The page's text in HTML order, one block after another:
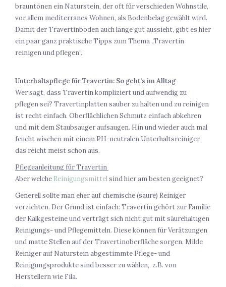
brauntönen ein Naturstein, der oft für verschieden Wohnstile,
vor allem mediterranes Wohnen, als Bodenbelag gewählt wird.
Damit der Travertinboden auch lange gut aussieht, gibt es hier
ein paar ganz praktische Tipps zum Thema „Travertin
reinigen und pflegen“.
Unterhaltspflege für Travertin: So geht’s im Alltag
Wer sagt, dass Travertin kompliziert und aufwendig zu
pflegen sei? Travertinplatten sauber zu halten und zu reinigen
ist recht einfach. Oberflächlichen Schmutz einfach abkehren
und mit dem Staubsauger aufsaugen. Hin und wieder auch mal
feucht wischen mit einem PH-neutralen Unterhaltsreiniger,
das reicht meist schon aus.
Pflegeanleitung für Travertin
Aber welche Reinigungsmittelsind hier am besten geeignet?
Generell sollte man eher auf chemische (saure) Reiniger
verzichten. Der Grund ist einfach: Travertin gehört zur Familie
der Kalkgesteine und verträgt sich nicht gut mit säurehaltigen
Reinigungs- und Pflegemitteln. Diese können für Verätzungen
und matte Stellen auf der Travertinoberfläche sorgen. Milde
Reiniger auf Naturstein abgestimmte Pflege- und
Reinigungsprodukte sind besser zu wählen, z.B. von
Herstellern wie Fila.